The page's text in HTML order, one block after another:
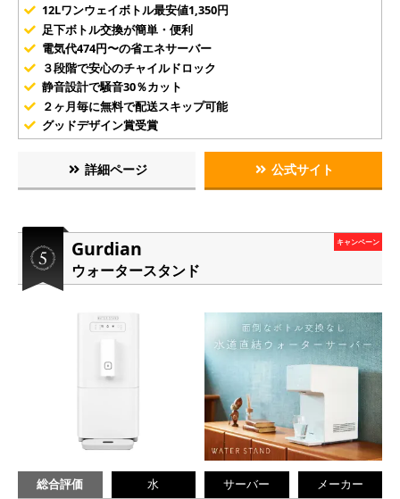
12Lワンウェイボトル最安値1,350円
足下ボトル交換が簡単・便利
電気代474円〜の省エネサーバー
３段階で安心のチャイルドロック
静音設計で騒音30％カット
２ヶ月毎に無料で配送スキップ可能
グッドデザイン賞受賞
詳細ページ 公式サイト
Gurdian
ウォータースタンド
キャンペーン
総合評価 水 サーバー メーカー